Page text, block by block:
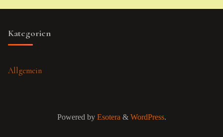
Kategorien
Allgemein
Powered byEsotera& WordPress.